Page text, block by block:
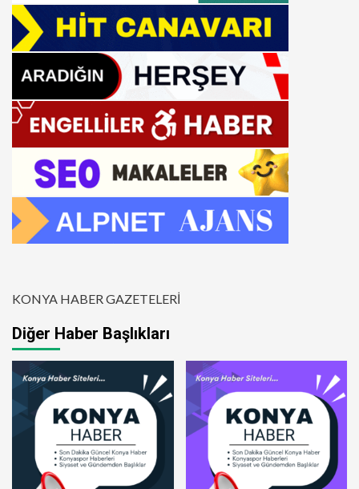
KONYA HABER GAZETELERİ
Diğer Haber Başlıkları